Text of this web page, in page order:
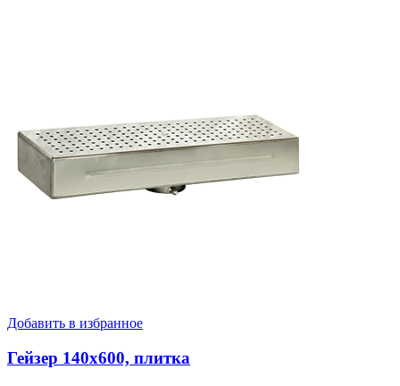
Добавить в избранное
Гейзер 140х600, плитка